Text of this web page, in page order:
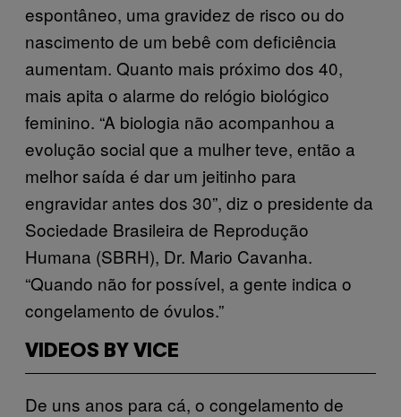
espontâneo, uma gravidez de risco ou do
nascimento de um bebê com deficiência
aumentam. Quanto mais próximo dos 40,
mais apita o alarme do relógio biológico
feminino. “A biologia não acompanhou a
evolução social que a mulher teve, então a
melhor saída é dar um jeitinho para
engravidar antes dos 30”, diz o presidente da
Sociedade Brasileira de Reprodução
Humana (SBRH), Dr. Mario Cavanha.
“Quando não for possível, a gente indica o
congelamento de óvulos.”
VIDEOS BY VICE
De uns anos para cá, o congelamento de